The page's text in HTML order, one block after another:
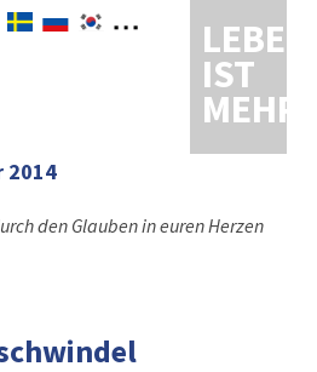
LEBEN
IST
MEHR
2014
den Glauben in euren Herzen